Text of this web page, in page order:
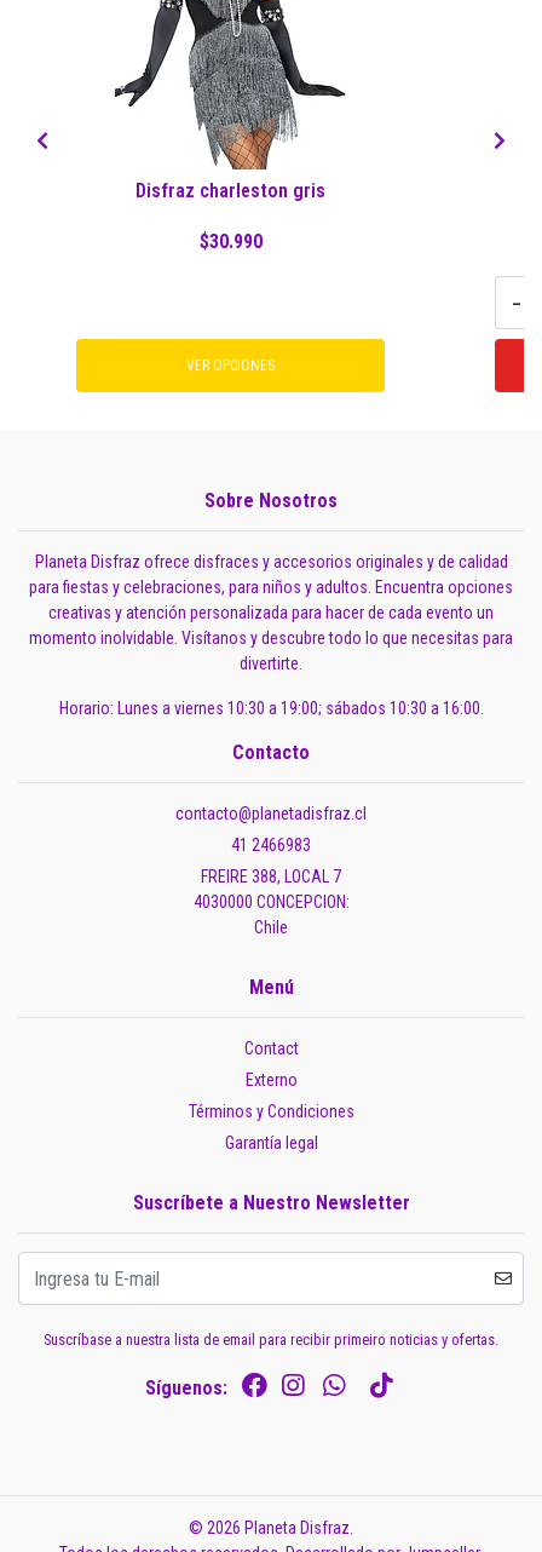
Disfraz charleston gris
$30.990
VER OPCIONES
-
Sobre Nosotros
Planeta Disfraz ofrece disfraces y accesorios originales y de calidad
para fiestas y celebraciones, para niños y adultos. Encuentra opciones
creativas y atención personalizada para hacer de cada evento un
momento inolvidable. Visítanos y descubre todo lo que necesitas para
divertirte.
Horario: Lunes a viernes 10:30 a 19:00; sábados 10:30 a 16:00.
Contacto
contacto@planetadisfraz.cl
41 2466983
FREIRE 388, LOCAL 7
4030000 CONCEPCION:
Chile
Menú
Contact
Externo
Términos y Condiciones
Garantía legal
Suscríbete a Nuestro Newsletter
Suscríbase a nuestra lista de email para recibir primeiro noticias y ofertas.
Síguenos:
© 2026 Planeta Disfraz.